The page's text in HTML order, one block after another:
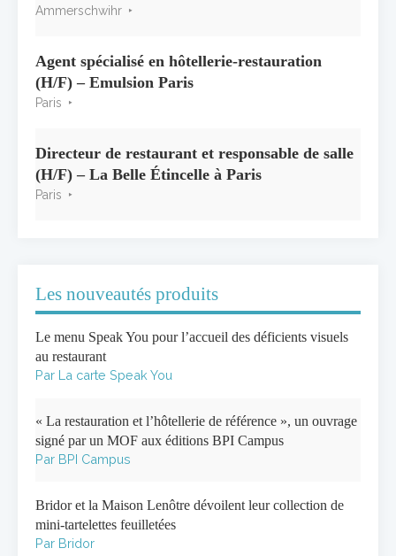
Ammerschwihr
Agent spécialisé en hôtellerie-restauration
(H/F) – Emulsion Paris
Paris
Directeur de restaurant et responsable de salle
(H/F) – La Belle Étincelle à Paris
Paris
Les nouveautés produits
Le menu Speak You pour l’accueil des déficients visuels
au restaurant
Par La carte Speak You
« La restauration et l’hôtellerie de référence », un ouvrage
signé par un MOF aux éditions BPI Campus
Par BPI Campus
Bridor et la Maison Lenôtre dévoilent leur collection de
mini-tartelettes feuilletées
Par Bridor